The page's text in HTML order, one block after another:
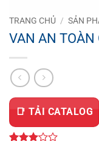
TRANG CHỦ / SẢN
VAN AN TOÀN
📑 TẢI CATALOG